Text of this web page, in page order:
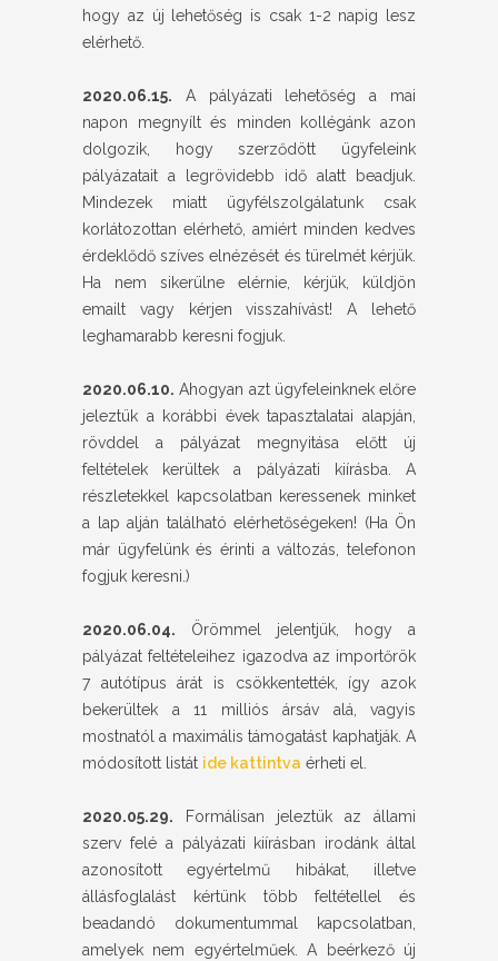
hogy az új lehetőség is csak 1-2 napig lesz
elérhető.
2020.06.15. A pályázati lehetőség a mai
napon megnyílt és minden kollégánk azon
dolgozik, hogy szerződött ügyfeleink
pályázatait a legrövidebb idő alatt beadjuk.
Mindezek miatt ügyfélszolgálatunk csak
korlátozottan elérhető, amiért minden kedves
érdeklődő szíves elnézését és türelmét kérjük.
Ha nem sikerülne elérnie, kérjük, küldjön
emailt vagy kérjen visszahívást! A lehető
leghamarabb keresni fogjuk.
2020.06.10. Ahogyan azt ügyfeleinknek előre
jeleztük a korábbi évek tapasztalatai alapján,
rövddel a pályázat megnyitása előtt új
feltételek kerültek a pályázati kiírásba. A
részletekkel kapcsolatban keressenek minket
a lap alján található elérhetőségeken! (Ha Ön
már ügyfelünk és érinti a változás, telefonon
fogjuk keresni.)
2020.06.04. Örömmel jelentjük, hogy a
pályázat feltételeihez igazodva az importőrök
7 autótípus árát is csökkentették, így azok
bekerültek a 11 milliós ársáv alá, vagyis
mostnatól a maximális támogatást kaphatják. A
módosított listát ide kattintva érheti el.
2020.05.29. Formálisan jeleztük az állami
szerv felé a pályázati kiírásban irodánk által
azonosított egyértelmű hibákat, illetve
állásfoglalást kértünk több feltétellel és
beadandó dokumentummal kapcsolatban,
amelyek nem egyértelműek. A beérkező új